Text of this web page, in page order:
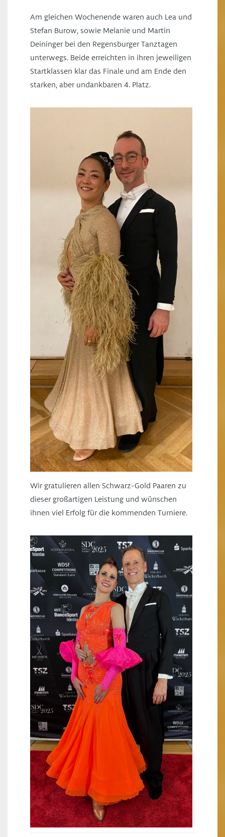
Am gleichen Wochenende waren auch Lea und
Stefan Burow, sowie Melanie und Martin
Deininger bei den Regensburger Tanztagen
unterwegs. Beide erreichten in ihren jeweiligen
Startklassen klar das Finale und am Ende den
starken, aber undankbaren 4. Platz.
Wir gratulieren allen Schwarz-Gold Paaren zu
dieser großartigen Leistung und wünschen
ihnen viel Erfolg für die kommenden Turniere.